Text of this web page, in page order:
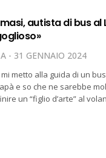
autista di bus al
31 GENNAIO 2024
metto alla guida di un
e so che ne sarebbe
un “figlio d’arte” al